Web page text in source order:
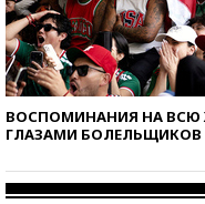
ВОСПОМИНАНИЯ НА
ГЛАЗАМИ БОЛЕЛЬЩИКОВ